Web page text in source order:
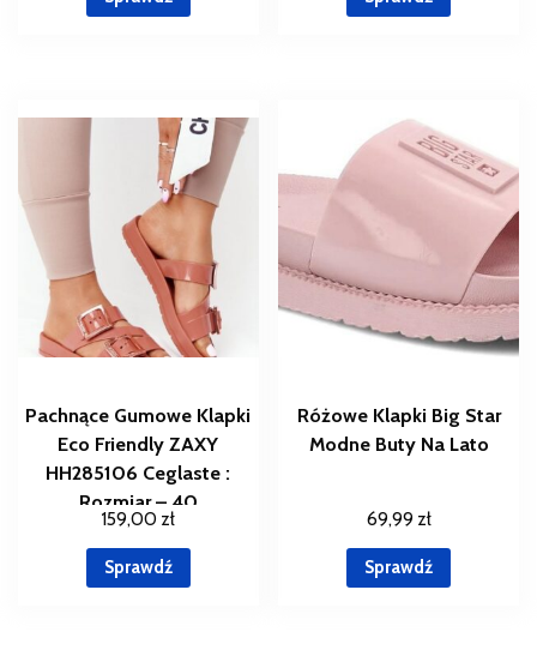
Pachnące Gumowe Klapki
Eco Friendly ZAXY
HH285106 Ceglaste :
Rozmiar – 40
159,00 zł
Sprawdź
Różowe Klapki Big Star
Modne Buty Na Lato
69,99 zł
Sprawdź